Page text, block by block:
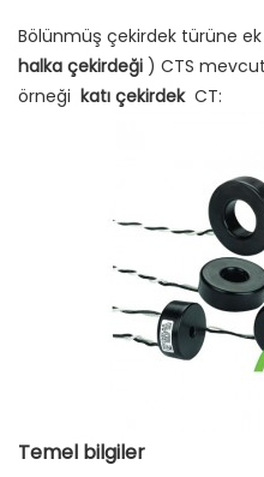
Bölünmüş çekirdek türüne
halka çekirdeği ) CTS
örneği katı çekirdek CT:
Temel bilgiler